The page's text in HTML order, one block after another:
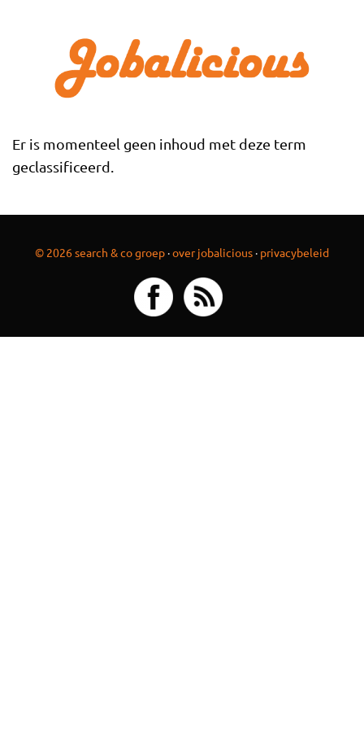
Er is momenteel geen inhoud met deze term
geclassificeerd.
© 2026 search & co groep ·over jobalicious · privacybeleid